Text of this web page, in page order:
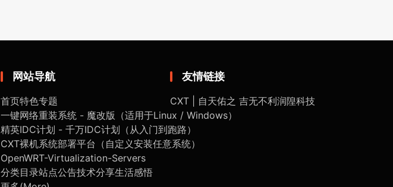
网站导航
首页特色专题
一键网络重装系统 - 魔改版（适用于Linux / Windows）
精英IDC计划 - 千万IDC计划（从入门到跑路）
CXT裸机系统部署平台（自定义安装任意系统）
OpenWRT-Virtualization-Servers
分类目录站点公告技术分享生活感悟
友情链接
CXT | 自天佑之 吉无不利润隍科技